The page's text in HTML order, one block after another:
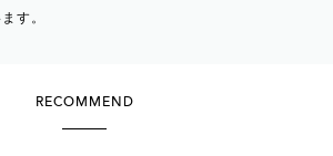
す。
RECOMMEND